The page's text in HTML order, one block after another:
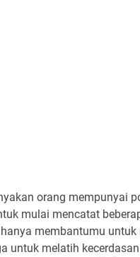
orang mempunyai
mulai mencatat
membantumu
untuk melatih